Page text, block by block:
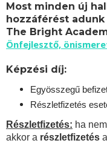
Most minden új
hozzáférést
The Bright
Önfejlesztő,
Képzési díj:
Egyösszegű
Részletfizetés
Részletfizetés: ha
akkor a részletfizetés